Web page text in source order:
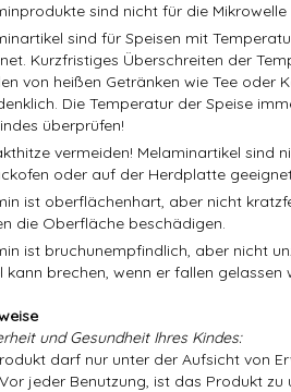
sind nicht für die
sind für Speisen mit
Kurzfristiges Überschreiten der
von heißen Getränken wie Tee oder
Die Temperatur der Speise
überprüfen!
vermeiden! Melaminartikel sind
oder auf der Herdplatte
ist oberflächenhart, aber nicht
die Oberfläche beschädigen.
ist bruchunempfindlich, aber nicht
kann brechen, wenn er fallen gelassen
und Gesundheit Ihres Kindes:
darf nur unter der Aufsicht von
jeder Benutzung, ist das Produkt zu